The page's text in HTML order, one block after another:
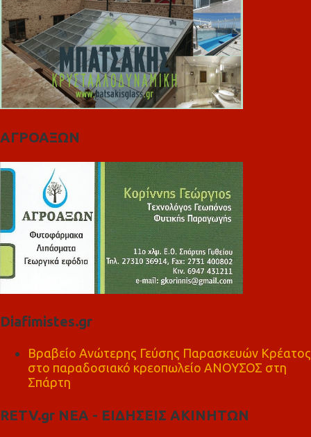
ΑΓΡΟΑΞΩΝ
Diafimistes.gr
Βραβείο Ανώτερης Γεύσης Παρασκευών Κρέατος
στο παραδοσιακό κρεοπωλείο ΑΝΟΥΣΟΣ στη
Σπάρτη
RETV.gr ΝΕΑ - ΕΙΔΗΣΕΙΣ ΑΚΙΝΗΤΩΝ